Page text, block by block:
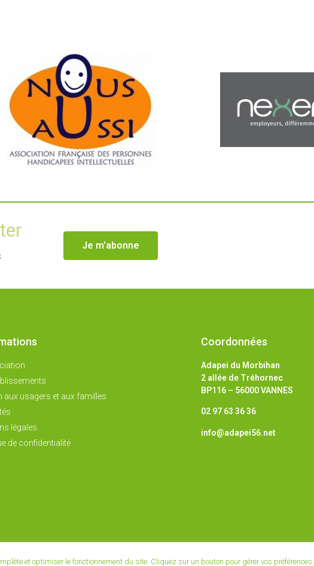
Je m'abonne
aux usagers et aux familles
légales
de confidentialité
Coordonnées
Adapei du Morbihan
2 allée de Tréhornec
BP116 – 56000 VANNES
02 97 63 36 36
info@adapei56.net
et optimiser le fonctionnement du site. Cliquez sur un bouton pour gérer vos préférences.